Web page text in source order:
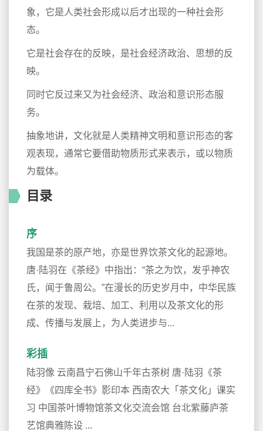
象，它是人类社会形成以后才出现的一种社会形
态。
它是社会存在的反映，是社会经济政治、思想的反
映。
同时它反过来又为社会经济、政治和意识形态服
务。
抽象地讲，文化就是人类精神文明和意识形态的客
观表现，通常它要借助物质形式来表示，或以物质
为载体。
目录
序
我国是茶的原产地，亦是世界饮茶文化的起源地。
唐·陆羽在《茶经》中指出：“茶之为饮，发乎神农
氏，闻于鲁周公。”在漫长的历史岁月中，中华民族
在茶的发现、栽培、加工、利用以及茶文化的形
成、传播与发展上，为人类进步与...
彩插
陆羽像 云南昌宁石佛山千年古茶树 唐·陆羽《茶
经》《四库全书》影印本 西南农大「茶文化」课实
习 中国茶叶博物馆茶文化交流会馆 台北紫藤庐茶
艺馆典雅陈设 ...